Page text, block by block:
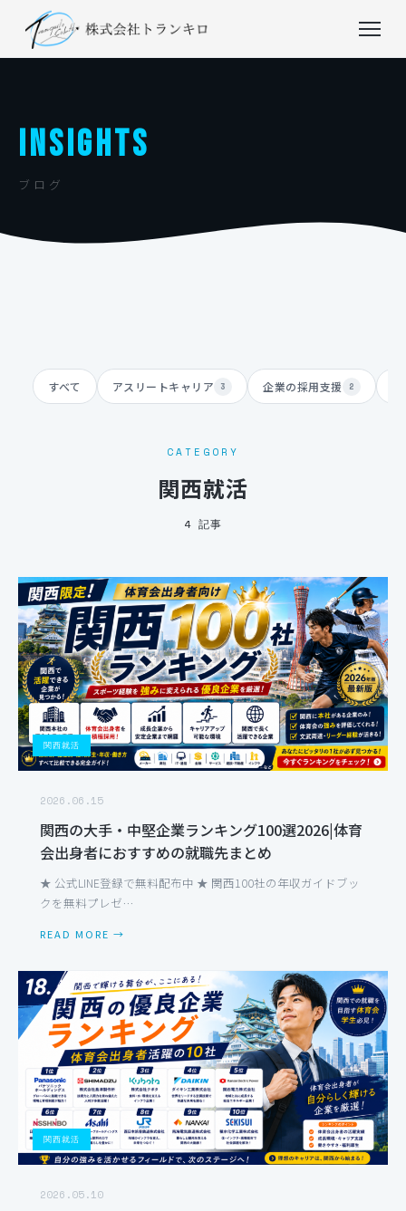
INSIGHTS
ブログ
すべて アスリートキャリア 3 企業の採用支援 2
CATEGORY
関西就活
4 記事
関西就活
2026.06.15
関西の大手・中堅企業ランキング100選2026|体育
会出身者におすすめの就職先まとめ
★ 公式LINE登録で無料配布中 ★ 関西100社の年収ガイドブッ
クを無料プレゼ…
READ MORE →
関西就活
2026.05.10